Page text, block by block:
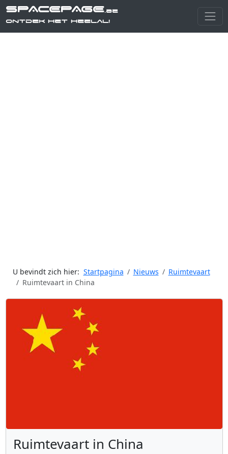
SPACEPAGE.be
Ontdek het heelal!
U bevindt zich hier: Startpagina Nieuws
Ruimtevaart
Ruimtevaart in China
Ruimtevaart in China